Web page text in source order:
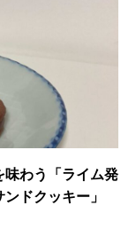
味わう「ライム発
ドクッキー」